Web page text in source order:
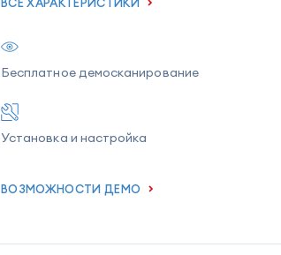
Бесплатное демосканирование
Установка и настройка
ВОЗМОЖНОСТИ ДЕМО